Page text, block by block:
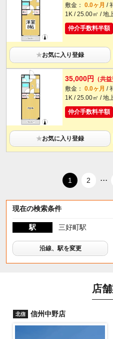
敷金： 0.0ヶ月 /
1K / 25.00㎡ / 地
仲介手数料半額
★お気に入り登録
35,000円
（共
敷金： 0.0ヶ月 /
1K / 25.00㎡ / 地
仲介手数料半額
★お気に入り登録
1 2 ...
現在の検索条件
駅 三好町駅
沿線、駅を変更
店
北信 信州中野店